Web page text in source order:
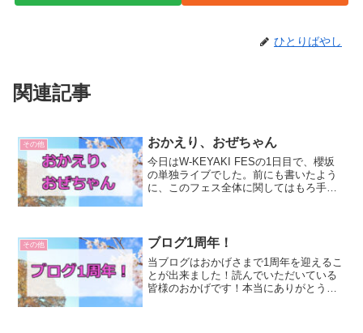
ひとりばやし
関連記事
その他 おかえり、おぜちゃん
今日はW-KEYAKI FESの1日目で、櫻坂
の単独ライブでした。前にも書いたよう
に、このフェス全体に関してはもろ手を
た！単独だしね。...
その他 ブログ1周年！
当ブログはおかげさまで1周年を迎えるこ
とが出来ました！読んでいただいている
皆様のおかげです！本当にありがとうご